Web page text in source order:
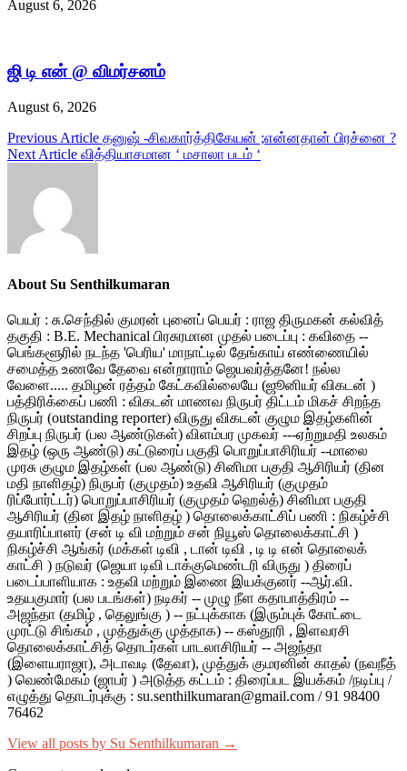
August 6, 2026
ஜி டி என் @ விமர்சனம்
August 6, 2026
Post
navigation
Previous Article தனுஷ் -சிவகார்த்திகேயன் ;என்னதான் பிரச்னை ?
Next Article வித்தியாசமான ‘ மசாலா படம் ‘
About Su Senthilkumaran
பெயர் : சு.செந்தில் குமரன் புனைப் பெயர் : ராஜ திருமகன் கல்வித்
தகுதி : B.E. Mechanical பிரசுரமான முதல் படைப்பு : கவிதை --
பெங்களூரில் நடந்த 'பெரிய' மாநாட்டில் தேங்காய் எண்ணையில்
சமைத்த உணவே தேவை என்றாராம் ஜெயவர்த்தனே! நல்ல
வேளை..... தமிழன் ரத்தம் கேட்கவில்லையே (ஜூனியர் விகடன் )
பத்திரிக்கைப் பணி : விகடன் மாணவ நிருபர் திட்டம் மிகச் சிறந்த
நிருபர் (outstanding reporter) விருது விகடன் குழும இதழ்களின்
சிறப்பு நிருபர் (பல ஆண்டுகள்) விளம்பர முகவர் ---ஏற்றுமதி உலகம்
இதழ் (ஒரு ஆண்டு) கட்டுரைப் பகுதி பொறுப்பாசிரியர் --மாலை
முரசு குழும இதழ்கள் (பல ஆண்டு) சினிமா பகுதி ஆசிரியர் (தின
மதி நாளிதழ்) நிருபர் (குமுதம்) உதவி ஆசிரியர் (குமுதம்
ரிப்போர்ட்டர்) பொறுப்பாசிரியர் (குமுதம் ஹெல்த்) சினிமா பகுதி
ஆசிரியர் (தின இதழ் நாளிதழ் ) தொலைக்காட்சிப் பணி : நிகழ்ச்சி
தயாரிப்பாளர் (சன் டி வி மற்றும் சன் நியூஸ் தொலைக்காட்சி )
நிகழ்ச்சி ஆங்கர் (மக்கள் டிவி , டான் டிவி , டி டி என் தொலைக்
காட்சி ) நடுவர் (ஜெயா டிவி டாக்குமெண்டரி விருது ) திரைப்
படைப்பாளியாக : உதவி மற்றும் இணை இயக்குனர் --ஆர்.வி.
உதயகுமார் (பல படங்கள்) நடிகர் -- முழு நீள கதாபாத்திரம் --
அஜந்தா (தமிழ் , தெலுங்கு ) -- நட்புக்காக (இரும்புக் கோட்டை
முரட்டு சிங்கம் , முத்துக்கு முத்தாக) -- கஸ்தூரி , இளவரசி
தொலைக்காட்சித் தொடர்கள் பாடலாசிரியர் -- அஜந்தா
(இளையராஜா), அடாவடி (தேவா), முத்துக் குமரனின் காதல் (நவநீத்
) வெண்மேகம் (ஜாபர் ) அடுத்த கட்டம் : திரைப்பட இயக்கம் /நடிப்பு /
எழுத்து தொடர்புக்கு : su.senthilkumaran@gmail.com / 91 98400
76462
View all posts by Su Senthilkumaran →